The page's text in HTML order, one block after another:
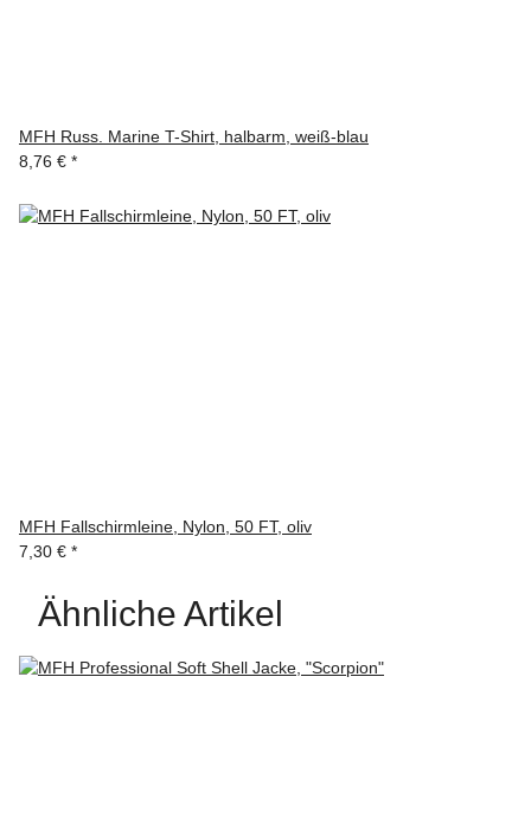
MFH Russ. Marine T-Shirt, halbarm, weiß-blau
8,76 € *
MFH Fallschirmleine, Nylon, 50 FT, oliv
7,30 € *
Ähnliche Artikel